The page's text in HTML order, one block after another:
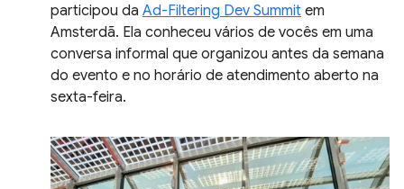
participou da Ad-Filtering Dev Summit em
Amsterdã. Ela conheceu vários de vocês em uma
conversa informal que organizou antes da semana
do evento e no horário de atendimento aberto na
sexta-feira.